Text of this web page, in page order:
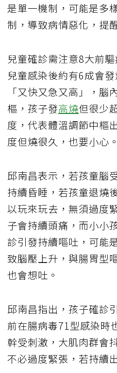
是單一機制，可能是多
制，導致病情惡化，提
兒童確診需注意8大前
兒童感染後約有6成會
「又快又急又高」，腦
樞，孩子發高燒但很少
度，代表體溫調節中樞
度但燒很久，也要小心。
邱南昌表示，若孩童腦
持續昏睡，若孩童退燒
以玩來玩去，無須過度
子會持續頭痛，而小小
診引發持續嘔吐，可能
致腦壓上升，與腸胃型
也會想吐。
邱南昌指出，孩子確診
前在腸病毒71型感染時
幹受刺激，大肌肉群會
不必過度緊張，若持續